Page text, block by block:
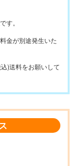
す。
金が別途発生いた
)送料をお願いして